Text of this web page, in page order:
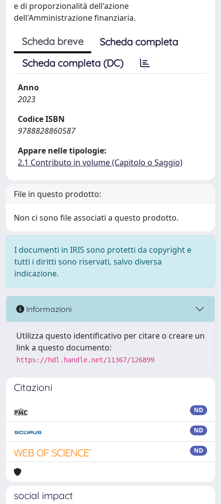
e di proporzionalità dell'azione
dell'Amministrazione finanziaria.
Scheda breve
Scheda completa
Scheda completa (DC)
Anno
2023
Codice ISBN
9788828860587
Appare nelle tipologie:
2.1 Contributo in volume (Capitolo o Saggio)
File in questo prodotto:
Non ci sono file associati a questo prodotto.
I documenti in IRIS sono protetti da copyright e
tutti i diritti sono riservati, salvo diversa
indicazione.
Informazioni
Utilizza questo identificativo per citare o creare un
link a questo documento:
https://hdl.handle.net/11367/126899
Citazioni
ND
ND
ND
social impact